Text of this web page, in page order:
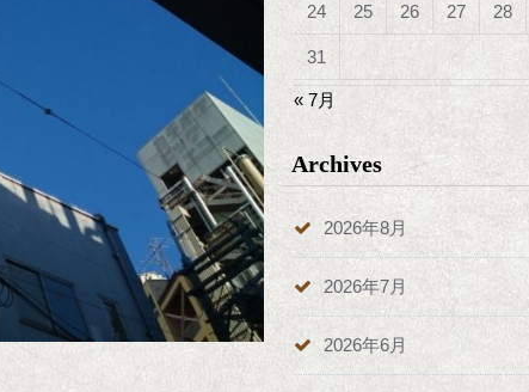
24 25 26 27 28
31
« 7月
Archives
2026年8月
2026年7月
2026年6月